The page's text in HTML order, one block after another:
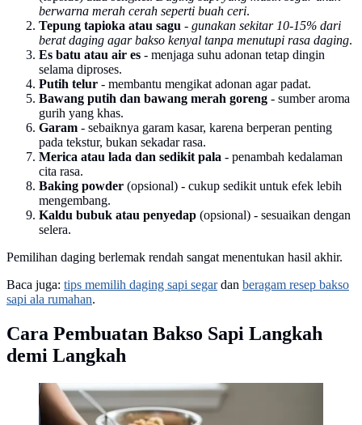
berwarna merah cerah seperti buah ceri.
Tepung tapioka atau sagu - gunakan sekitar 10-15% dari
berat daging agar bakso kenyal tanpa menutupi rasa daging.
Es batu atau air es - menjaga suhu adonan tetap dingin
selama diproses.
Putih telur - membantu mengikat adonan agar padat.
Bawang putih dan bawang merah goreng - sumber aroma
gurih yang khas.
Garam - sebaiknya garam kasar, karena berperan penting
pada tekstur, bukan sekadar rasa.
Merica atau lada dan sedikit pala - penambah kedalaman
cita rasa.
Baking powder (opsional) - cukup sedikit untuk efek lebih
mengembang.
Kaldu bubuk atau penyedap (opsional) - sesuaikan dengan
selera.
Pemilihan daging berlemak rendah sangat menentukan hasil akhir.
Baca juga: tips memilih daging sapi segardan beragam resep bakso
sapi ala rumahan.
Cara Pembuatan Bakso Sapi Langkah
demi Langkah